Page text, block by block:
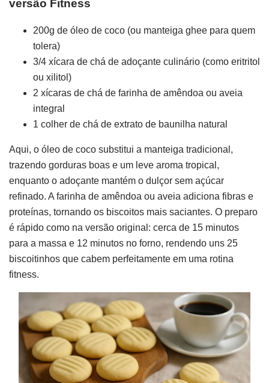
versão Fitness
200g de óleo de coco (ou manteiga ghee para quem
tolera)
3/4 xícara de chá de adoçante culinário (como eritritol
ou xilitol)
2 xícaras de chá de farinha de amêndoa ou aveia
integral
1 colher de chá de extrato de baunilha natural
Aqui, o óleo de coco substitui a manteiga tradicional,
trazendo gorduras boas e um leve aroma tropical,
enquanto o adoçante mantém o dulçor sem açúcar
refinado. A farinha de amêndoa ou aveia adiciona fibras e
proteínas, tornando os biscoitos mais saciantes. O preparo
é rápido como na versão original: cerca de 15 minutos
para a massa e 12 minutos no forno, rendendo uns 25
biscoitinhos que cabem perfeitamente em uma rotina
fitness.